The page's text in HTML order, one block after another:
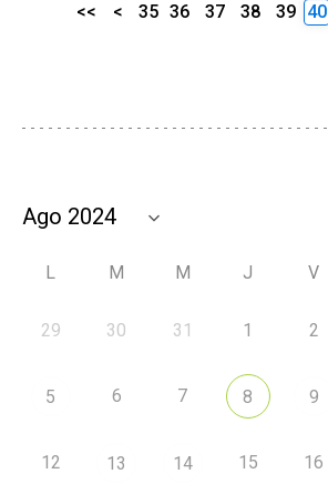
<< < 35 36 37 38 39 40
L M M J V
29 30 31 1 2
5 6 7 8 9
12 13 14 15 16